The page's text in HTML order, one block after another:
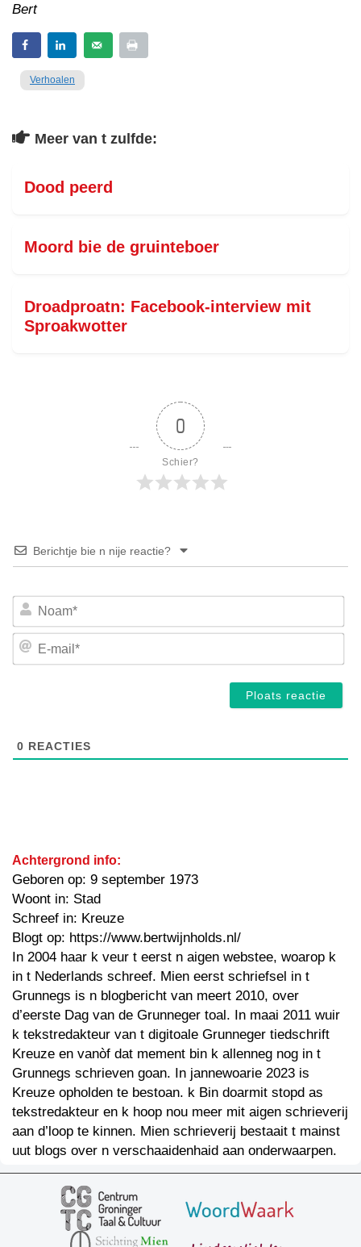
Bert
Verhoalen
Meer van t zulfde:
Dood peerd
Moord bie de gruinteboer
Droadproatn: Facebook-interview mit
Sproakwotter
0
Schier?
Berichtje bie n nije reactie?
E-
0 REACTIES
Achtergrond info:
Geboren op: 9 september 1973
Woont in: Stad
Schreef in: Kreuze
Blogt op: https://www.bertwijnholds.nl/
In 2004 haar k veur t eerst n aigen webstee, woarop k
in t Nederlands schreef. Mien eerst schriefsel in t
Grunnegs is n blogbericht van meert 2010, over
d’eerste Dag van de Grunneger toal. In maai 2011 wuir
k tekstredakteur van t digitoale Grunneger tiedschrift
Kreuze en vanòf dat mement bin k allenneg nog in t
Grunnegs schrieven goan. In jannewoarie 2023 is
Kreuze opholden te bestoan. k Bin doarmit stopd as
tekstredakteur en k hoop nou meer mit aigen schrieverij
aan d’loop te kinnen. Mien schrieverij bestaait t mainst
uut blogs over n verschaaidenhaid aan onderwaarpen.